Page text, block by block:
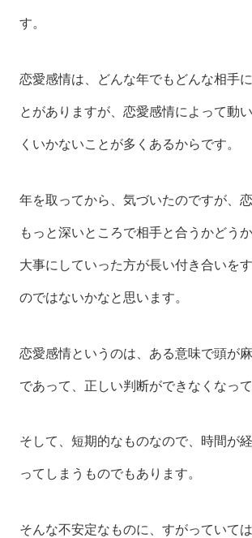
す。
恋愛感情は、どんな年でもどんな相手
とがありますが、恋愛感情によって動
くいかないことが多くあるからです。
年を取ってから、気づいたのですが、
もっと深いところで相手と合うかどう
大事にしていった方が長い付き合いを
のではないかなと思います。
恋愛感情というのは、ある意味で頭が
であって、正しい判断ができなくなって
そして、短期的なものなので、時間が
ってしまうものでもあります。
そんな不安定なものに、すがっていて